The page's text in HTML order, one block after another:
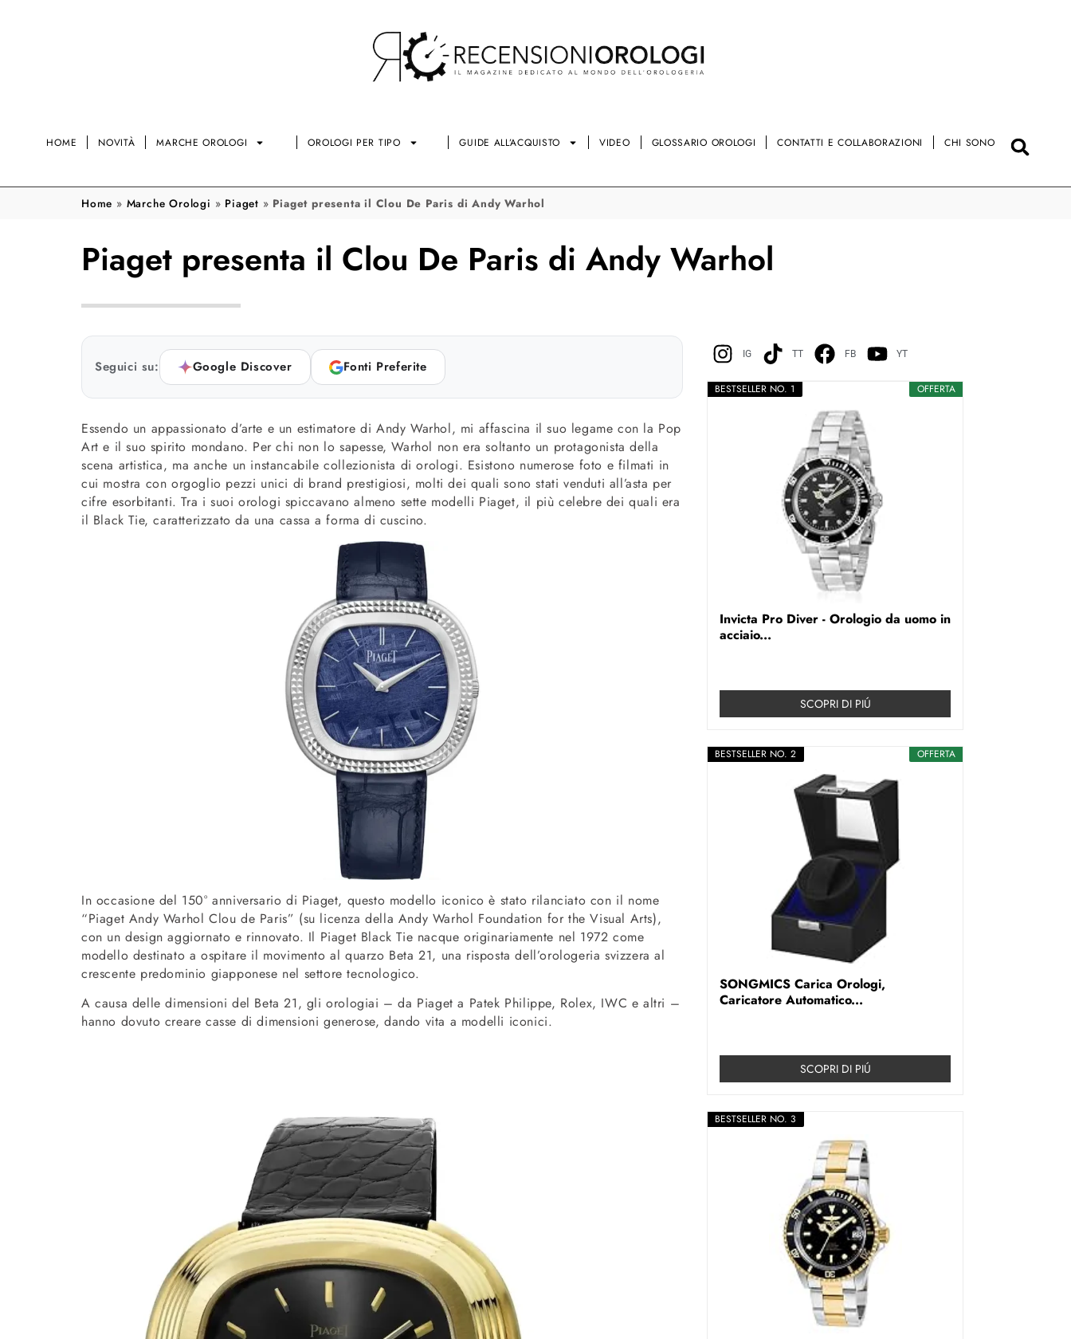
HOME NOVITÀ MARCHE OROLOGI OROLOGI PER TIPO GUIDE ALL’ACQUISTO VIDEO GLOSSARIO OROLOGI CONTATTI E COLLABORAZIONI CHI SONO
Home » Marche Orologi » Piaget » Piaget presenta il Clou De Paris di Andy Warhol
Piaget presenta il Clou De Paris di Andy Warhol
Seguici su: Google Discover Fonti Preferite
Essendo un appassionato d’arte e un estimatore di Andy Warhol, mi affascina il suo legame con la Pop
Art e il suo spirito mondano. Per chi non lo sapesse, Warhol non era soltanto un protagonista della
scena artistica, ma anche un instancabile collezionista di orologi. Esistono numerose foto e filmati in
cui mostra con orgoglio pezzi unici di brand prestigiosi, molti dei quali sono stati venduti all’asta per
cifre esorbitanti. Tra i suoi orologi spiccavano almeno sette modelli Piaget, il più celebre dei quali era
il Black Tie, caratterizzato da una cassa a forma di cuscino.
In occasione del 150° anniversario di Piaget, questo modello iconico è stato rilanciato con il nome
“Piaget Andy Warhol Clou de Paris” (su licenza della Andy Warhol Foundation for the Visual Arts),
con un design aggiornato e rinnovato. Il Piaget Black Tie nacque originariamente nel 1972 come
modello destinato a ospitare il movimento al quarzo Beta 21, una risposta dell’orologeria svizzera al
crescente predominio giapponese nel settore tecnologico.
A causa delle dimensioni del Beta 21, gli orologiai – da Piaget a Patek Philippe, Rolex, IWC e altri –
hanno dovuto creare casse di dimensioni generose, dando vita a modelli iconici.
IG TT FB YT
OFFERTA
BESTSELLER NO. 1
Invicta Pro Diver - Orologio da uomo in
acciaio...
SCOPRI DI PIÚ
OFFERTA
BESTSELLER NO. 2
SONGMICS Carica Orologi,
Caricatore Automatico...
SCOPRI DI PIÚ
BESTSELLER NO. 3